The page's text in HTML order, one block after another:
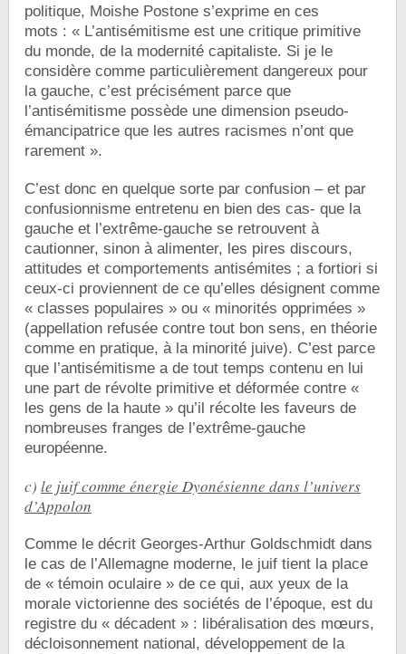
politique, Moishe Postone s’exprime en ces
mots : « L’antisémitisme est une critique primitive
du monde, de la modernité capitaliste. Si je le
considère comme particulièrement dangereux pour
la gauche, c’est précisément parce que
l’antisémitisme possède une dimension pseudo-
émancipatrice que les autres racismes n’ont que
rarement ».
C’est donc en quelque sorte par confusion – et par
confusionnisme entretenu en bien des cas- que la
gauche et l’extrême-gauche se retrouvent à
cautionner, sinon à alimenter, les pires discours,
attitudes et comportements antisémites ; a fortiori si
ceux-ci proviennent de ce qu’elles désignent comme
« classes populaires » ou « minorités opprimées »
(appellation refusée contre tout bon sens, en théorie
comme en pratique, à la minorité juive). C’est parce
que l’antisémitisme a de tout temps contenu en lui
une part de révolte primitive et déformée contre «
les gens de la haute » qu’il récolte les faveurs de
nombreuses franges de l’extrême-gauche
européenne.
c)le juif comme énergie Dyonésienne dans l’univers
d’Appolon
Comme le décrit Georges-Arthur Goldschmidt dans
le cas de l’Allemagne moderne, le juif tient la place
de « témoin oculaire » de ce qui, aux yeux de la
morale victorienne des sociétés de l’époque, est du
registre du « décadent » : libéralisation des mœurs,
décloisonnement national, développement de la